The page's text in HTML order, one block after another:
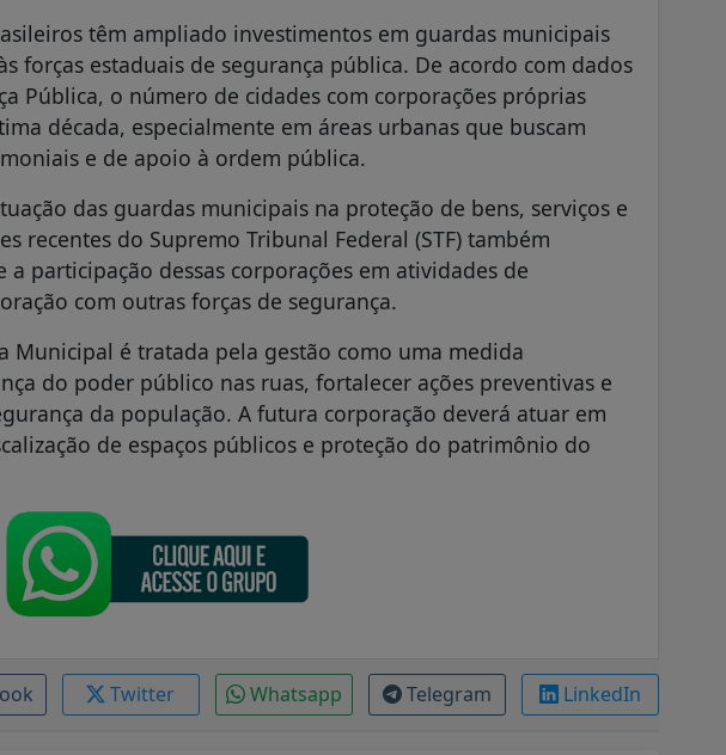
têm ampliado investimentos em guardas municipais
forças estaduais de segurança pública. De acordo com dados
Pública, o número de cidades com corporações próprias
década, especialmente em áreas urbanas que buscam
e de apoio à ordem pública.
das guardas municipais na proteção de bens, serviços e
recentes do Supremo Tribunal Federal (STF) também
participação dessas corporações em atividades de
com outras forças de segurança.
Municipal é tratada pela gestão como uma medida
do poder público nas ruas, fortalecer ações preventivas e
da população. A futura corporação deverá atuar em
de espaços públicos e proteção do patrimônio do
Twitter Whatsapp Telegram LinkedIn